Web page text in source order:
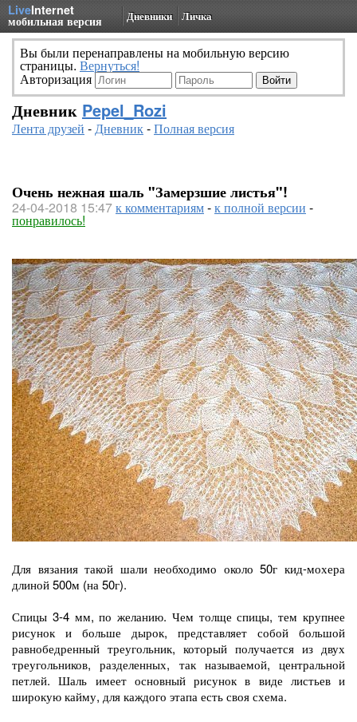
LiveInternet
мобильная версия Дневники Личка
Вы были перенаправлены на мобильную версию
страницы. Вернуться!
Авторизация
Дневник Pepel_Rozi
Лента друзей -Дневник-Полная версия
Очень нежная шаль "Замерзшие листья"!
24-04-2018 15:47к комментариям-к полной версии -
понравилось!
Для вязания такой шали необходимо около 50г кид-мохера
длиной 500м (на 50г).
Спицы 3-4 мм, по желанию. Чем толще спицы, тем крупнее
рисунок и больше дырок, представляет собой большой
равнобедренный треугольник, который получается из двух
треугольников, разделенных, так называемой, центральной
петлей. Шаль имеет основный рисунок в виде листьев и
широкую кайму, для каждого этапа есть своя схема.